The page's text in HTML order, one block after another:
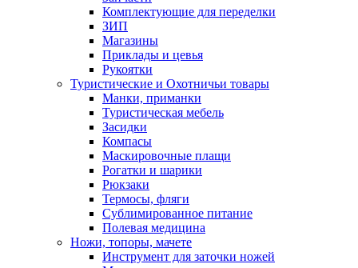
Комплектующие для переделки
ЗИП
Магазины
Приклады и цевья
Рукоятки
Туристические и Охотничьи товары
Манки, приманки
Туристическая мебель
Засидки
Компасы
Маскировочные плащи
Рогатки и шарики
Рюкзаки
Термосы, фляги
Сублимированное питание
Полевая медицина
Ножи, топоры, мачете
Инструмент для заточки ножей